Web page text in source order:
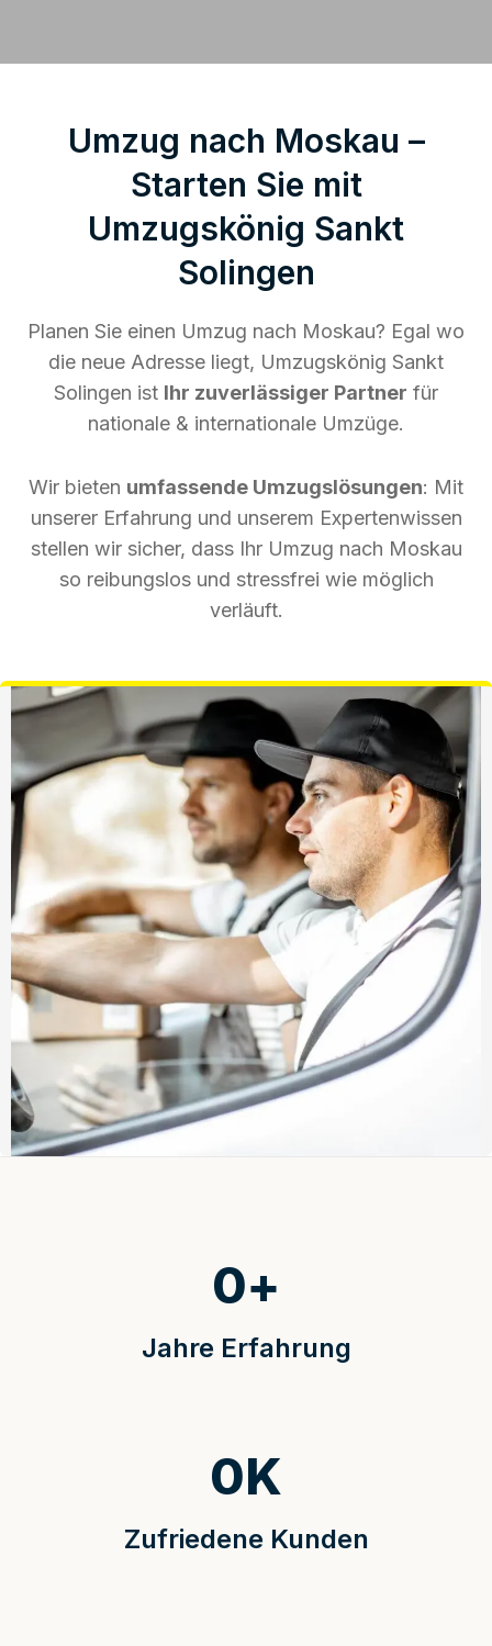
Umzug nach Moskau –
Starten Sie mit
Umzugskönig Sankt
Solingen
Planen Sie einen Umzug nach Moskau? Egal wo
die neue Adresse liegt, Umzugskönig Sankt
Solingen ist Ihr zuverlässiger Partner für
nationale & internationale Umzüge.
Wir bieten umfassende Umzugslösungen: Mit
unserer Erfahrung und unserem Expertenwissen
stellen wir sicher, dass Ihr Umzug nach Moskau
so reibungslos und stressfrei wie möglich
verläuft.
Jahre Erfahrung
0+
Zufriedene Kunden
0K